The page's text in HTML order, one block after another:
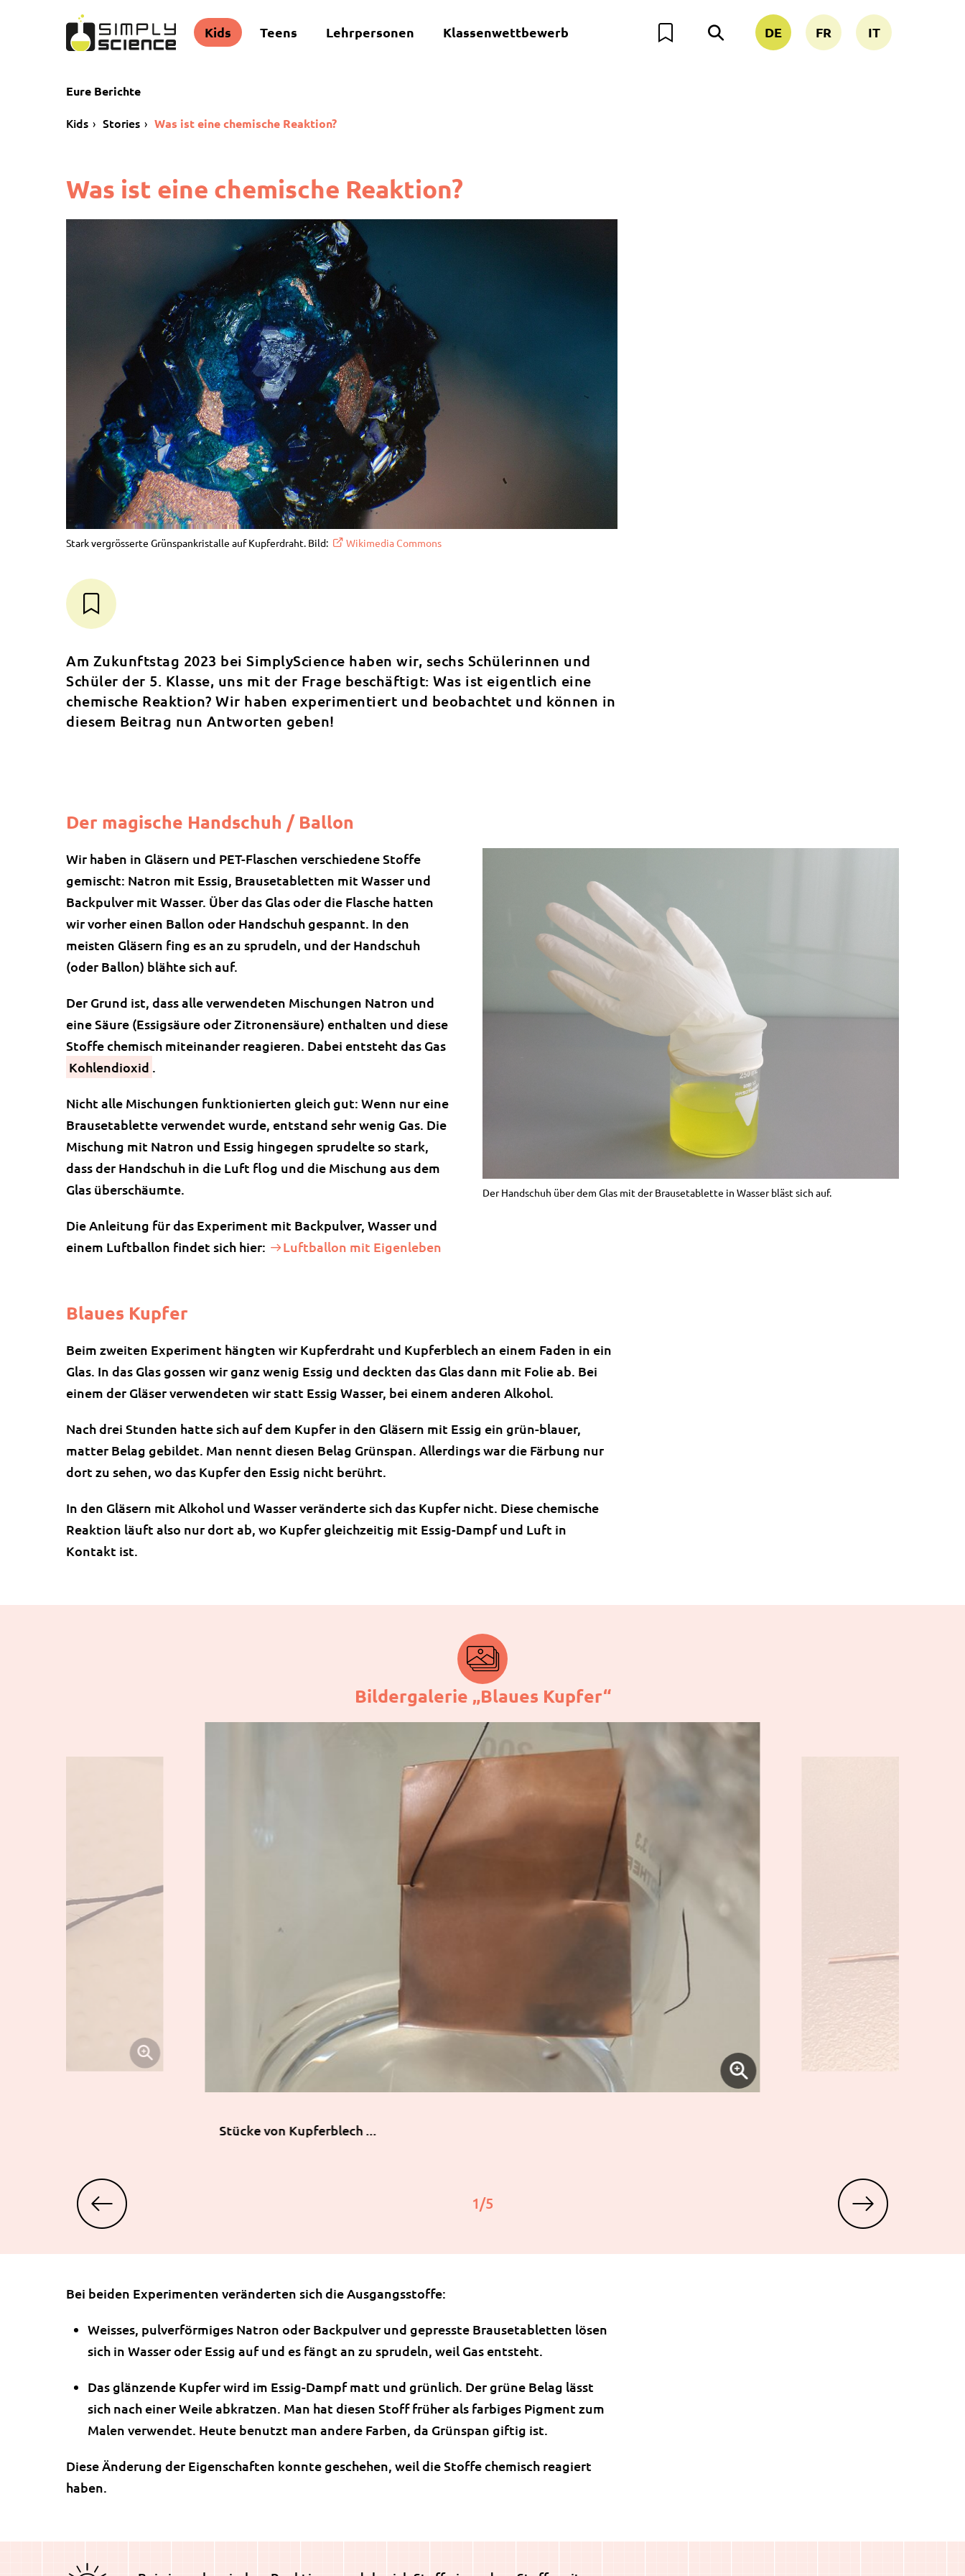
Kids Teens Lehrpersonen Klassenwettbewerb DE FR IT
Eure Berichte
Kids Stories Was ist eine chemische Reaktion?
Was ist eine chemische Reaktion?
Stark vergrösserte Grünspankristalle auf Kupferdraht. Bild: Wikimedia Commons
Am Zukunftstag 2023 bei SimplyScience haben wir, sechs Schülerinnen und
Schüler der 5. Klasse, uns mit der Frage beschäftigt: Was ist eigentlich eine
chemische Reaktion? Wir haben experimentiert und beobachtet und können in
diesem Beitrag nun Antworten geben!
Der magische Handschuh / Ballon
Der Handschuh über dem Glas mit der Brausetablette in Wasser bläst sich auf.
Wir haben in Gläsern und PET-Flaschen verschiedene Stoffe
gemischt: Natron mit Essig, Brausetabletten mit Wasser und
Backpulver mit Wasser. Über das Glas oder die Flasche hatten
wir vorher einen Ballon oder Handschuh gespannt. In den
meisten Gläsern fing es an zu sprudeln, und der Handschuh
(oder Ballon) blähte sich auf.
Der Grund ist, dass alle verwendeten Mischungen Natron und
eine Säure (Essigsäure oder Zitronensäure) enthalten und diese
Stoffe chemisch miteinander reagieren. Dabei entsteht das Gas
Kohlendioxid .
Nicht alle Mischungen funktionierten gleich gut: Wenn nur eine
Brausetablette verwendet wurde, entstand sehr wenig Gas. Die
Mischung mit Natron und Essig hingegen sprudelte so stark,
dass der Handschuh in die Luft flog und die Mischung aus dem
Glas überschäumte.
Die Anleitung für das Experiment mit Backpulver, Wasser und
einem Luftballon findet sich hier:
Luftballon mit Eigenleben
Blaues Kupfer
Beim zweiten Experiment hängten wir Kupferdraht und Kupferblech an einem Faden in ein
Glas. In das Glas gossen wir ganz wenig Essig und deckten das Glas dann mit Folie ab. Bei
einem der Gläser verwendeten wir statt Essig Wasser, bei einem anderen Alkohol.
Nach drei Stunden hatte sich auf dem Kupfer in den Gläsern mit Essig ein grün-blauer,
matter Belag gebildet. Man nennt diesen Belag Grünspan. Allerdings war die Färbung nur
dort zu sehen, wo das Kupfer den Essig nicht berührt.
In den Gläsern mit Alkohol und Wasser veränderte sich das Kupfer nicht. Diese chemische
Reaktion läuft also nur dort ab, wo Kupfer gleichzeitig mit Essig-Dampf und Luft in
Kontakt ist.
Bildergalerie „Blaues Kupfer“
Stücke von Kupferblech ...
1/5
Bei beiden Experimenten veränderten sich die Ausgangsstoffe:
Weisses, pulverförmiges Natron oder Backpulver und gepresste Brausetabletten lösen
sich in Wasser oder Essig auf und es fängt an zu sprudeln, weil Gas entsteht.
Das glänzende Kupfer wird im Essig-Dampf matt und grünlich. Der grüne Belag lässt
sich nach einer Weile abkratzen. Man hat diesen Stoff früher als farbiges Pigment zum
Malen verwendet. Heute benutzt man andere Farben, da Grünspan giftig ist.
Diese Änderung der Eigenschaften konnte geschehen, weil die Stoffe chemisch reagiert
haben.